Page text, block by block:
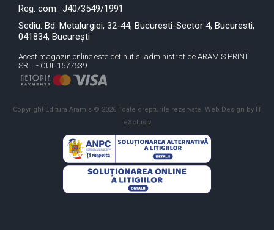
Reg. com.: J40/3549/1991
Sediu: Bd. Metalurgiei, 32-44, Bucuresti-Sector 4, Bucuresti,
041834, București
Acest magazin online este detinut si administrat de ARAMIS PRINT
SRL. - CUI: 1577539
Copyright Editura Aramis © 2026 Toate drepturile rezervate. Web Design by IT
eXclusiv